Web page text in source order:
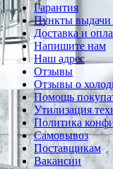
Гарантия
Пункты выдачи
Доставка и
Напишите нам
Наш адрес
Отзывы
Отзывы о
Помощь
Утилизация
Политика
Самовывоз
Поставщикам
Вакансии